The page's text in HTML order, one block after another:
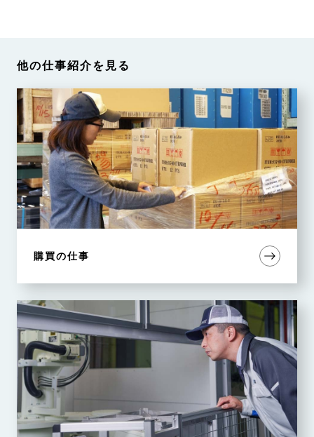
他の仕事紹介を見る
購買の仕事